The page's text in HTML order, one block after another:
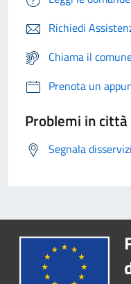
Richiedi
Chiama il
Prenota un
Problemi in città
Segnala